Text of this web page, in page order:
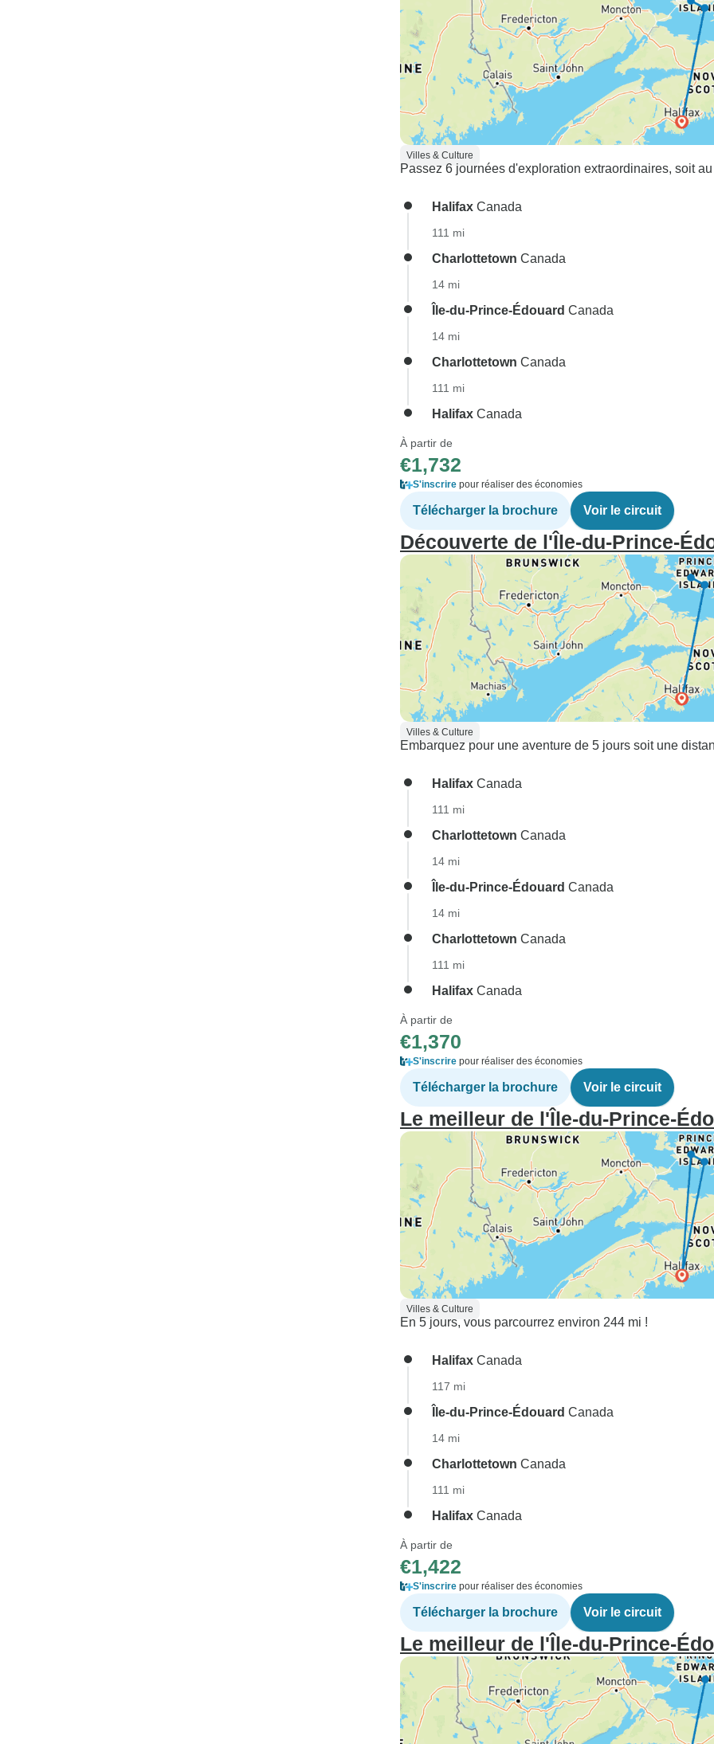
Villes & Culture
Passez 6 journées d'exploration extraordinaires, soit
Halifax Canada
111 mi
Charlottetown Canada
14 mi
Île-du-Prince-Édouard Canada
14 mi
Charlottetown Canada
111 mi
Halifax Canada
À partir de
€1,732
S'inscrire pour réaliser des économies
Télécharger la brochure Voir le circuit
Découverte de l'Île-du-Prince-
Villes & Culture
Embarquez pour une aventure de 5 jours soit une
Halifax Canada
111 mi
Charlottetown Canada
14 mi
Île-du-Prince-Édouard Canada
14 mi
Charlottetown Canada
111 mi
Halifax Canada
À partir de
€1,370
S'inscrire pour réaliser des économies
Télécharger la brochure Voir le circuit
Le meilleur de l'Île-du-Prince-
Villes & Culture
En 5 jours, vous parcourrez environ 244 mi !
Halifax Canada
117 mi
Île-du-Prince-Édouard Canada
14 mi
Charlottetown Canada
111 mi
Halifax Canada
À partir de
€1,422
S'inscrire pour réaliser des économies
Télécharger la brochure Voir le circuit
Le meilleur de l'Île-du-Prince-